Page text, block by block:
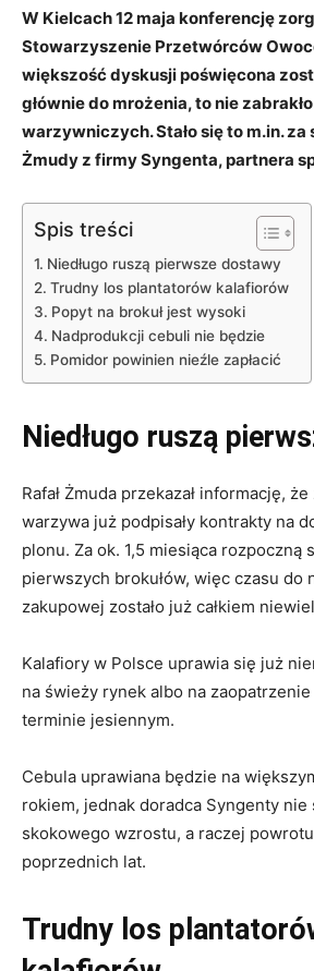
W Kielcach 12 maja konferencję
Stowarzyszenie Przetwórców
większość dyskusji poświęcona
głównie do mrożenia, to nie
warzywniczych. Stało się to m.in. za
Żmudy z firmy Syngenta, partnera
Spis treści
Niedługo ruszą pierwsze dostawy
Trudny los plantatorów kalafiorów
Popyt na brokuł jest wysoki
Nadprodukcji cebuli nie będzie
Pomidor powinien nieźle zapłacić
Niedługo ruszą
Rafał Żmuda przekazał informację,
warzywa już podpisały kontrakty na
plonu. Za ok. 1,5 miesiąca rozpoczną
pierwszych brokułów, więc czasu do
zakupowej zostało już całkiem
Kalafiory w Polsce uprawia się już
na świeży rynek albo na zaopatrzenie
terminie jesiennym.
Cebula uprawiana będzie na
rokiem, jednak doradca Syngenty
skokowego wzrostu, a raczej
poprzednich lat.
Trudny los